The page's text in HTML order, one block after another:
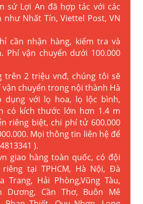
sứ Lợi An đã hợp tác với các
như Nhất Tín, Viettel Post, VN
cần nhận hàng, kiểm tra và
Phí vận chuyển dưới 100.000
trên 2 triệu vnđ, chúng tôi sẽ
chuyển trong nội thành Hà
dụng với lọ hoa, lọ lộc bình,
có kích thước lớn hơn 1.4 m
riêng biệt, chi phí tử 600.000
Mọi thông tin liên hệ để
).
giao hàng toàn quốc, có đội
tại TPHCM, Hà Nội, Đà
Trang, Hải Phòng,Vũng Tàu,
Dương, Cần Thơ, Buôn Mê